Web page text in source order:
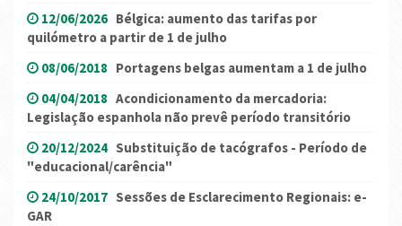
12/06/2026 Bélgica: aumento das tarifas por
quilómetro a partir de 1 de julho
08/06/2018 Portagens belgas aumentam a 1 de julho
04/04/2018 Acondicionamento da mercadoria:
Legislação espanhola não prevê período transitório
20/12/2024 Substituição de tacógrafos - Período de
"educacional/carência"
24/10/2017 Sessões de Esclarecimento Regionais: e-
GAR